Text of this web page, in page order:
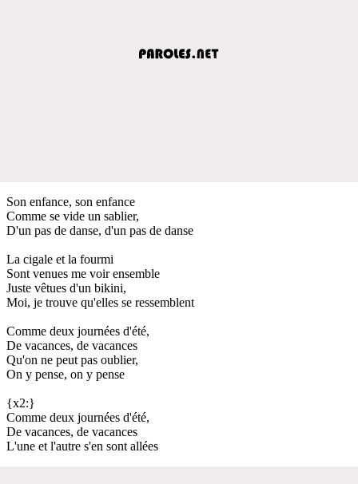
Son enfance, son enfance
Comme se vide un sablier,
D'un pas de danse, d'un pas de danse
La cigale et la fourmi
Sont venues me voir ensemble
Juste vêtues d'un bikini,
Moi, je trouve qu'elles se ressemblent
Comme deux journées d'été,
De vacances, de vacances
Qu'on ne peut pas oublier,
On y pense, on y pense
{x2:}
Comme deux journées d'été,
De vacances, de vacances
L'une et l'autre s'en sont allées